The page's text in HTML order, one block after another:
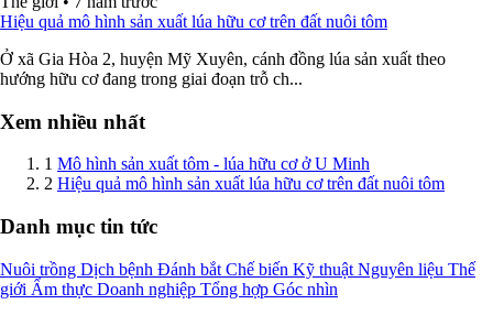
Hiệu quả mô hình sản xuất lúa hữu cơ trên đất nuôi tôm
Ở xã Gia Hòa 2, huyện Mỹ Xuyên, cánh đồng lúa sản xuất theo
hướng hữu cơ đang trong giai đoạn trỗ ch...
Xem nhiều nhất
1 Mô hình sản xuất tôm - lúa hữu cơ ở U Minh
2 Hiệu quả mô hình sản xuất lúa hữu cơ trên đất nuôi tôm
Danh mục tin tức
Nuôi trồng Dịch bệnh Đánh bắt Chế biến Kỹ thuật Nguyên liệu Thế
giới Ẩm thực Doanh nghiệp Tổng hợp Góc nhìn